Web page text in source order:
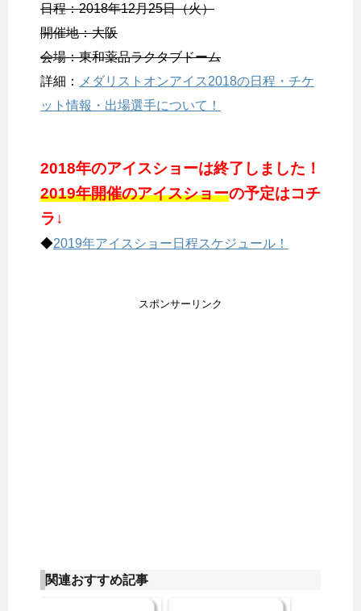
日程：2018年12月25日（火）
開催地：大阪
会場：東和薬品ラクタブドーム
詳細：
メダリストオンアイス2018の日程・チケ
ット情報・出場選手について！
2018年のアイスショーは終了しました！
2019年開催のアイスショーの予定はコチ
ラ↓
◆2019年アイスショー日程スケジュール！
スポンサーリンク
関連おすすめ記事